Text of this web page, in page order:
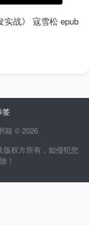
实战》 寇雪松 epub
签
籍 © 2026
权方所有，如侵犯您
！